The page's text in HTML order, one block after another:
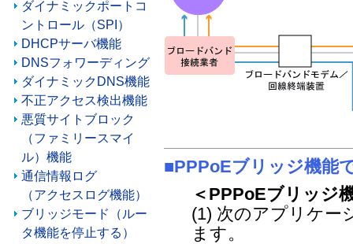
ダイナミックポートコ
ントロール（SPI）
DHCPサーバ機能
DNSフォワーディング
ダイナミックDNS機能
不正アクセス検出機能
悪質サイトブロック
（ファミリースマイ
ル）機能
通信情報ログ
（アクセスログ機能）
ブリッジモード（ルー
タ機能を停止する）
■PPPoEブリッジ機能
＜PPPoEブリッジ
(1) 次のアプリケー
ます。